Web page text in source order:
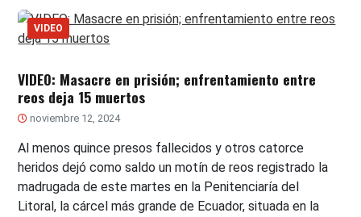
VIDEO
VIDEO: Masacre en prisión; enfrentamiento entre
reos deja 15 muertos
noviembre 12, 2024
Al menos quince presos fallecidos y otros catorce
heridos dejó como saldo un motín de reos registrado la
madrugada de este martes en la Penitenciaría del
Litoral, la cárcel más grande de Ecuador, situada en la